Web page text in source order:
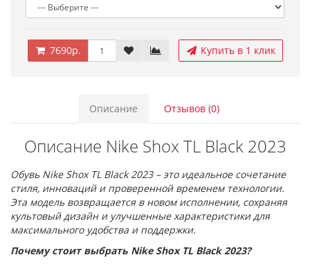
7690р. Купить в 1 клик
Описание Отзывов (0)
Описание Nike Shox TL Black 2023
Обувь Nike Shox TL Black 2023 – это идеальное сочетание
стиля, инноваций и проверенной временем технологии.
Эта модель возвращается в новом исполнении, сохраняя
культовый дизайн и улучшенные характеристики для
максимального удобства и поддержки.
Почему стоит выбрать Nike Shox TL Black 2023?